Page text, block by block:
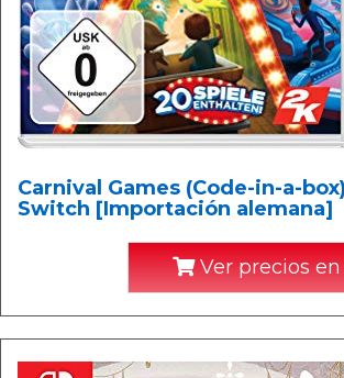
Carnival Games (Code-in-a-
Switch [Importación alemana]
Ver precios